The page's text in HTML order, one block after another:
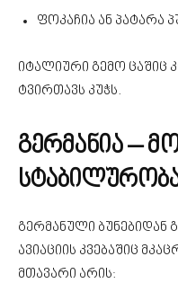
ფოკაჩია ან პატარა
იტალიური გემო
ტვირთავს კუჭს.
გერმანია –
გერმანული ბუნებიდან
ავიაციის კვებაშიც
მთავარი არის: